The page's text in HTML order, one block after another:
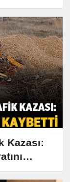
Kazası: